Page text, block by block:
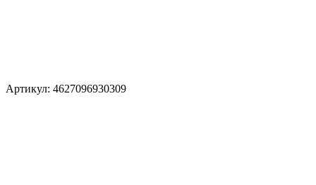
Артикул: 4627096930309